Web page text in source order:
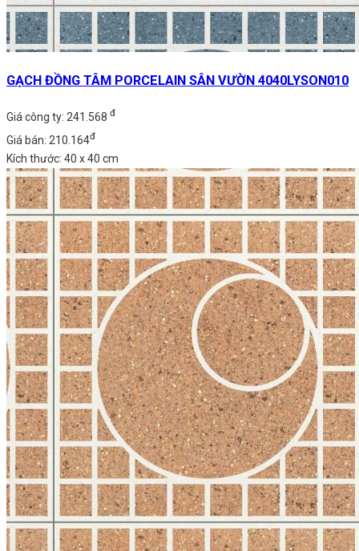
GẠCH ĐỒNG TÂM PORCELAIN SÂN VƯỜN 4040LYSON010
Giá công ty: 241.568 đ
Giá bán: 210.164đ
Kích thước: 40 x 40 cm